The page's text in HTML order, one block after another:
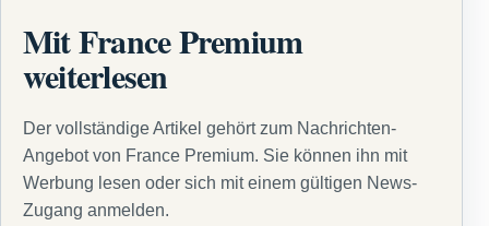
Mit France Premium
weiterlesen
Der vollständige Artikel gehört zum Nachrichten-
Angebot von France Premium. Sie können ihn mit
Werbung lesen oder sich mit einem gültigen News-
Zugang anmelden.